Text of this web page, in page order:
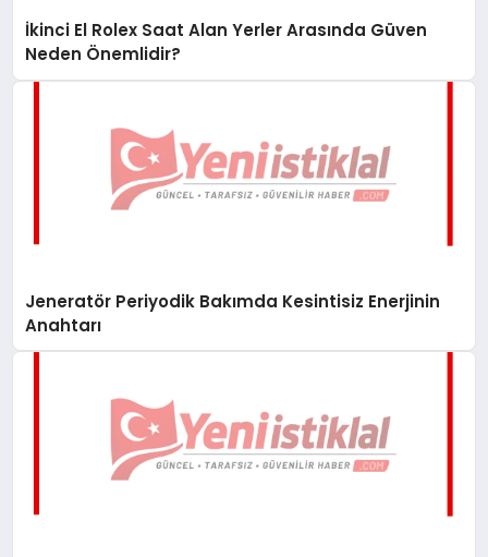
İkinci El Rolex Saat Alan Yerler Arasında Güven
Neden Önemlidir?
Jeneratör Periyodik Bakımda Kesintisiz Enerjinin
Anahtarı